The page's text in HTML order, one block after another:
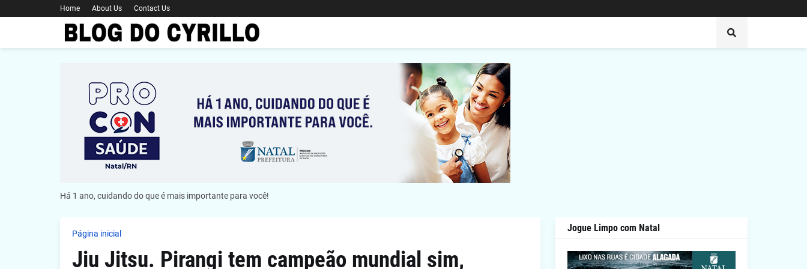
Home About Us Contact Us
Há 1 ano, cuidando do que é mais importante para você!
Página inicial
Jiu Jitsu. Pirangi tem campeão mundial sim,
Jogue Limpo com Natal